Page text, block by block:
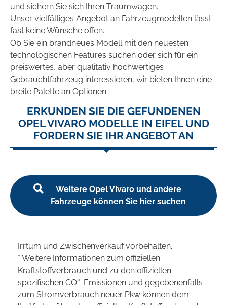
und sichern Sie sich Ihren Traumwagen.
Unser vielfältiges Angebot an Fahrzeugmodellen lässt
fast keine Wünsche offen.
Ob Sie ein brandneues Modell mit den neuesten
technologischen Features suchen oder sich für ein
preiswertes, aber qualitativ hochwertiges
Gebrauchtfahrzeug interessieren, wir bieten Ihnen eine
breite Palette an Optionen.
ERKUNDEN SIE DIE GEFUNDENEN
OPEL VIVARO MODELLE IN EIFEL UND
FORDERN SIE IHR ANGEBOT AN
Weitere Opel Vivaro und andere
Fahrzeuge können Sie hier suchen
Irrtum und Zwischenverkauf vorbehalten.
* Weitere Informationen zum offiziellen
Kraftstoffverbrauch und zu den offiziellen
spezifischen CO2-Emissionen und gegebenenfalls
zum Stromverbrauch neuer Pkw können dem